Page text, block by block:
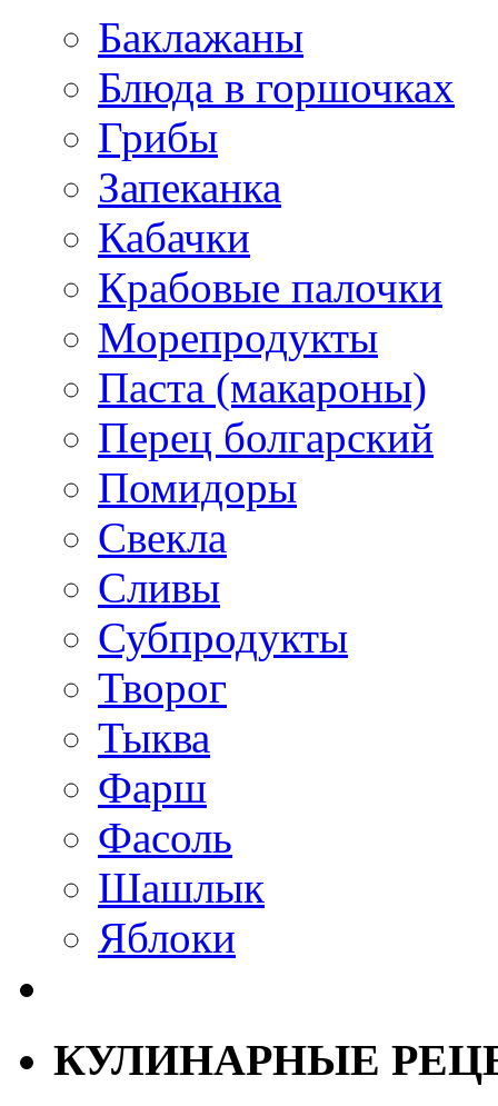
Баклажаны
Блюда в горшочках
Грибы
Запеканка
Кабачки
Крабовые палочки
Морепродукты
Паста (макароны)
Перец болгарский
Помидоры
Свекла
Сливы
Субпродукты
Творог
Тыква
Фарш
Фасоль
Шашлык
Яблоки
КУЛИНАРНЫЕ